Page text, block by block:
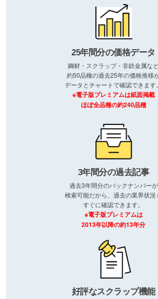
25年間分の価格データ
鋼材・スクラップ・非鉄金属な
約50品種の過去25年の価格推移
データとチャートで確認できます。
※電子版プレミアムは紙面掲載
ほぼ全品種の約240品種
3年間分の過去記事
過去3年間分のバックナンバーが
検索可能だから、過去の業界状況
すぐに確認できます。
※電子版プレミアムは
2013年以降の約13年分
好評なスクラップ機能